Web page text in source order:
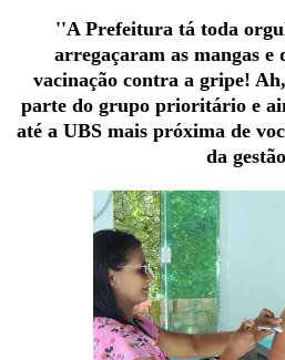
''A Prefeitura tá toda
arregaçaram as mangas e
vacinação contra a gripe!
parte do grupo prioritário e
até a UBS mais próxima de
da